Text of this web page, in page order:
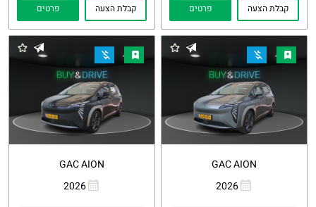
קבלת הצעה פרטים קבלת הצעה פרטים
GAC AION
2026
Whatsapp
GAC AION
2026
Whatsapp